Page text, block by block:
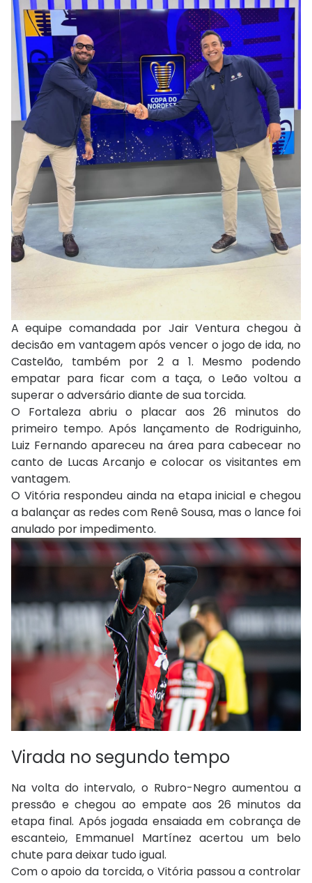
A equipe comandada por Jair Ventura chegou à
decisão em vantagem após vencer o jogo de ida, no
Castelão, também por 2 a 1. Mesmo podendo
empatar para ficar com a taça, o Leão voltou a
superar o adversário diante de sua torcida.
O Fortaleza abriu o placar aos 26 minutos do
primeiro tempo. Após lançamento de Rodriguinho,
Luiz Fernando apareceu na área para cabecear no
canto de Lucas Arcanjo e colocar os visitantes em
vantagem.
O Vitória respondeu ainda na etapa inicial e chegou
a balançar as redes com Renê Sousa, mas o lance foi
anulado por impedimento.
Virada no segundo tempo
Na volta do intervalo, o Rubro-Negro aumentou a
pressão e chegou ao empate aos 26 minutos da
etapa final. Após jogada ensaiada em cobrança de
escanteio, Emmanuel Martínez acertou um belo
chute para deixar tudo igual.
Com o apoio da torcida, o Vitória passou a controlar